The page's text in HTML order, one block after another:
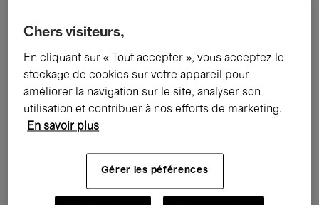
Tous les événements Concerts
Expositions Films Performances
Rencontres & Débats
Musique classique Global Music
Musique électronique
Chers visiteurs,
En cliquant sur « Tout accepter », vous acceptez le
stockage de cookies sur votre appareil pour
améliorer la navigation sur le site, analyser son
utilisation et contribuer à nos efforts de marketing.
En savoir plus
Gérer les péférences